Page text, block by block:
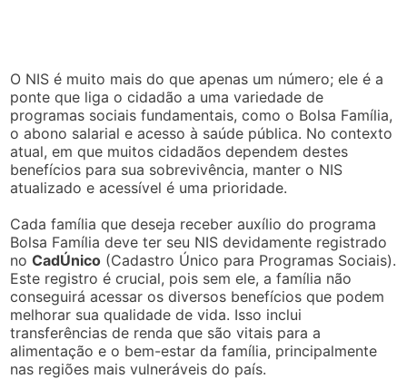
O NIS é muito mais do que apenas um número; ele é a
ponte que liga o cidadão a uma variedade de
programas sociais fundamentais, como o Bolsa Família,
o abono salarial e acesso à saúde pública. No contexto
atual, em que muitos cidadãos dependem destes
benefícios para sua sobrevivência, manter o NIS
atualizado e acessível é uma prioridade.
Cada família que deseja receber auxílio do programa
Bolsa Família deve ter seu NIS devidamente registrado
noCadÚnico (Cadastro Único para Programas Sociais).
Este registro é crucial, pois sem ele, a família não
conseguirá acessar os diversos benefícios que podem
melhorar sua qualidade de vida. Isso inclui
transferências de renda que são vitais para a
alimentação e o bem-estar da família, principalmente
nas regiões mais vulneráveis do país.